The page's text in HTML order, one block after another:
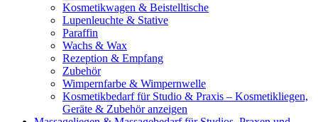
Kosmetikwagen & Beistelltische
Lupenleuchte & Stative
Paraffin
Wachs & Wax
Rezeption & Empfang
Zubehör
Wimpernfarbe & Wimpernwelle
Kosmetikbedarf für Studio & Praxis – Kosmetikliegen,
Geräte & Zubehör anzeigen